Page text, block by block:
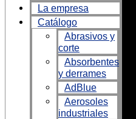
La empresa
Catálogo
Abrasivos y
corte
Absorbentes
y derrames
AdBlue
Aerosoles
industriales